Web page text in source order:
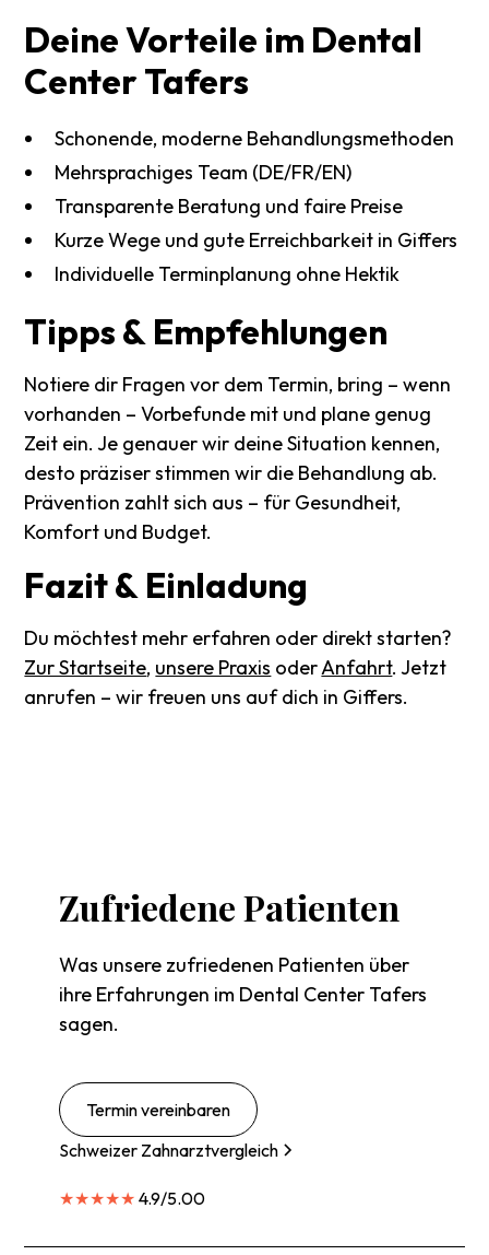
DeineVorteile im Dental
CenterTafers
Schonende, moderne Behandlungsmethoden
Mehrsprachiges Team (DE/FR/EN)
Transparente Beratung und faire Preise
Kurze Wege und gute Erreichbarkeit in Giffers
Individuelle Terminplanung ohne Hektik
Tipps & Empfehlungen
Notiere dir Fragen vor dem Termin, bring – wenn
vorhanden – Vorbefunde mit und plane genug
Zeit ein. Je genauer wir deine Situation kennen,
desto präziser stimmen wir die Behandlung ab.
Prävention zahlt sich aus – für Gesundheit,
Komfort und Budget.
Fazit& Einladung
Du möchtest mehr erfahren oder direkt starten?
Zur Startseite, unsere Praxis oderAnfahrt. Jetzt
anrufen – wir freuen uns auf dich in Giffers.
ZufriedenePatienten
Was unsere zufriedenen Patienten über
ihre Erfahrungen im Dental Center Tafers
sagen.
Termin vereinbaren
Schweizer Zahnarztvergleich
★★★★★4.9/5.00